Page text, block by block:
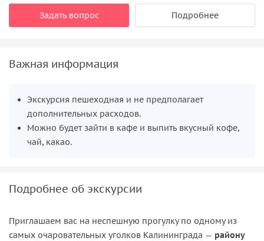
Задать вопрос Подробнее
Важная информация
Экскурсия пешеходная и не предполагает
дополнительных расходов.
Можно будет зайти в кафе и выпить вкусный кофе,
чай, какао.
Подробнее об экскурсии
Приглашаем вас на неспешную прогулку по одному из
самых очаровательных уголков Калининграда — району